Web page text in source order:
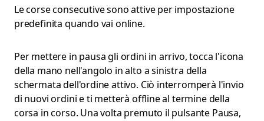
Le corse consecutive sono attive per impostazione
predefinita quando vai online.
Per mettere in pausa gli ordini in arrivo, tocca l'icona
della mano nell'angolo in alto a sinistra della
schermata dell'ordine attivo. Ciò interromperà l'invio
di nuovi ordini e ti metterà offline al termine della
corsa in corso. Una volta premuto il pulsante Pausa,